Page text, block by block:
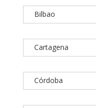
Bilbao
Cartagena
Córdoba